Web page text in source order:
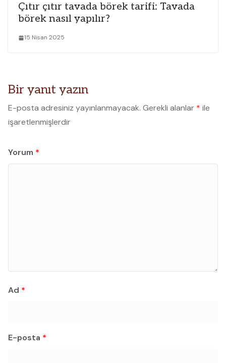
Çıtır çıtır tavada börek tarifi: Tavada
börek nasıl yapılır?
15 Nisan 2025
Bir yanıt yazın
E-posta adresiniz yayınlanmayacak. Gerekli alanlar * ile
işaretlenmişlerdir
Yorum *
Ad *
E-posta *